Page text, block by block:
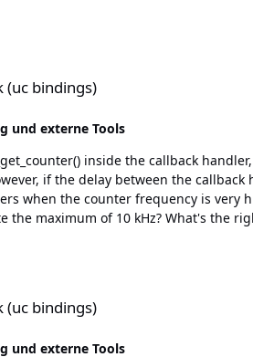
(uc bindings)
und externe Tools
if the delay between the
when the counter frequency is
the counter with the periodic callback? Or is it
(uc bindings)
und externe Tools